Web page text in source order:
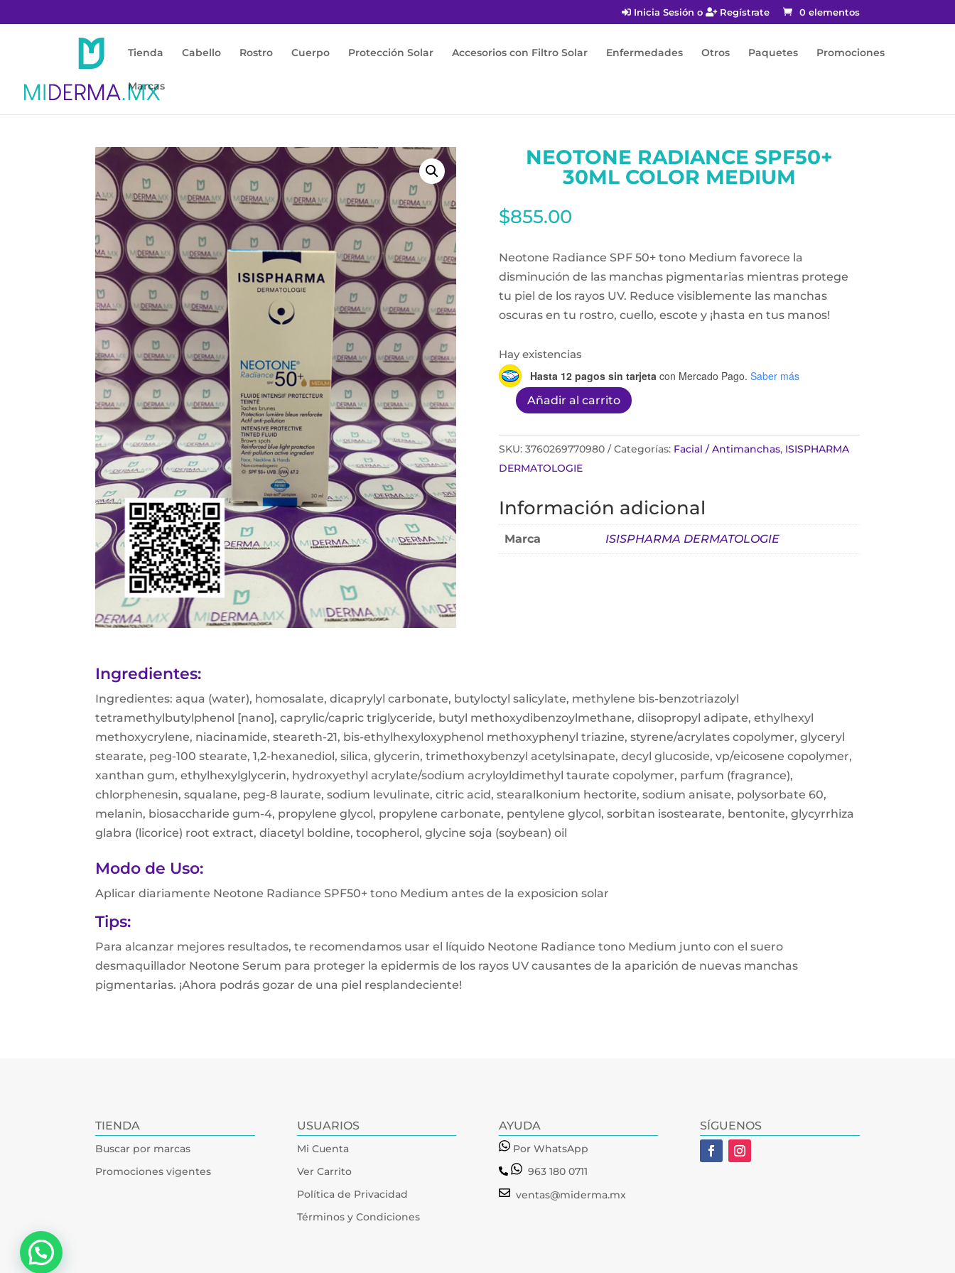
Inicia Sesión o Regístrate 0 elementos
Tienda Cabello Rostro Cuerpo Protección Solar Accesorios con Filtro Solar Enfermedades Otros Paquetes Promociones
Marcas
NEOTONE RADIANCE SPF50+
30ML COLOR MEDIUM
$855.00
Neotone Radiance SPF 50+ tono Medium favorece la
disminución de las manchas pigmentarias mientras protege
tu piel de los rayos UV. Reduce visiblemente las manchas
oscuras en tu rostro, cuello, escote y ¡hasta en tus manos!
Hay existencias
Hasta 12 pagos sin tarjeta con Mercado Pago. Saber más
Neotone
SPF50+
30ml
Medium
cantidad
Añadir al carrito
SKU: 3760269770980 Categorías: Facial / Antimanchas, ISISPHARMA
DERMATOLOGIE
Información adicional
Marca ISISPHARMA DERMATOLOGIE
Ingredientes:
Ingredientes: aqua (water), homosalate, dicaprylyl carbonate, butyloctyl salicylate, methylene bis-benzotriazolyl
tetramethylbutylphenol [nano], caprylic/capric triglyceride, butyl methoxydibenzoylmethane, diisopropyl adipate, ethylhexyl
methoxycrylene, niacinamide, steareth-21, bis-ethylhexyloxyphenol methoxyphenyl triazine, styrene/acrylates copolymer, glyceryl
stearate, peg-100 stearate, 1,2-hexanediol, silica, glycerin, trimethoxybenzyl acetylsinapate, decyl glucoside, vp/eicosene copolymer,
xanthan gum, ethylhexylglycerin, hydroxyethyl acrylate/sodium acryloyldimethyl taurate copolymer, parfum (fragrance),
chlorphenesin, squalane, peg-8 laurate, sodium levulinate, citric acid, stearalkonium hectorite, sodium anisate, polysorbate 60,
melanin, biosaccharide gum-4, propylene glycol, propylene carbonate, pentylene glycol, sorbitan isostearate, bentonite, glycyrrhiza
glabra (licorice) root extract, diacetyl boldine, tocopherol, glycine soja (soybean) oil
Modo de Uso:
Aplicar diariamente Neotone Radiance SPF50+ tono Medium antes de la exposicion solar
Tips:
Para alcanzar mejores resultados, te recomendamos usar el líquido Neotone Radiance tono Medium junto con el suero
desmaquillador Neotone Serum para proteger la epidermis de los rayos UV causantes de la aparición de nuevas manchas
pigmentarias. ¡Ahora podrás gozar de una piel resplandeciente!
TIENDA
Buscar por marcas
Promociones vigentes
USUARIOS
Mi Cuenta
Ver Carrito
Política de Privacidad
Términos y Condiciones
AYUDA
Por WhatsApp
963 180 0711
ventas@miderma.mx
SÍGUENOS